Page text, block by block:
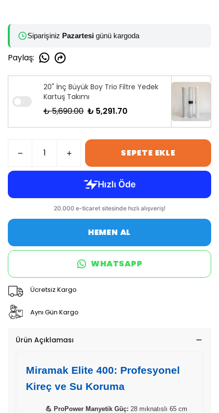
Siparişiniz Pazartesi günü kargoda
Paylaş:
20" İnç Büyük Boy Trio Filtre Yedek
Kartuş Takımı
₺ 5,690.00 ₺ 5,291.70
SEPETE EKLE
HEMEN AL
WHATSAPP
Ücretsiz Kargo
Aynı Gün Kargo
Ürün Açıklaması
Miramak Elite 400: Profesyonel
Kireç ve Su Koruma
💪 ProPower Manyetik Güç: 28 mıknatıslı 65 cm